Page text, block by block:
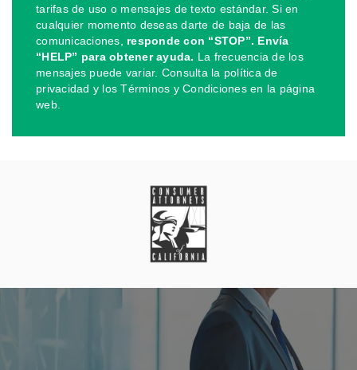
tarifas de uso o mensajes de texto estándar. Si en
cualquier momento deseas darte de baja de las
comunicaciones, responde con “STOP”. Envía
“HELP” para obtener ayuda. La frecuencia de los
mensajes puede variar. Consulta la política de
privacidad y los Términos y Condiciones en la página
web.